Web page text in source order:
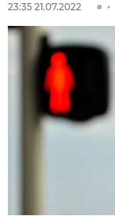
23:35 21.07.2022